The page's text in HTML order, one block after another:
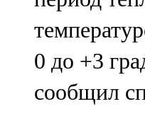
105,5 FM
0 до +3
сообщил